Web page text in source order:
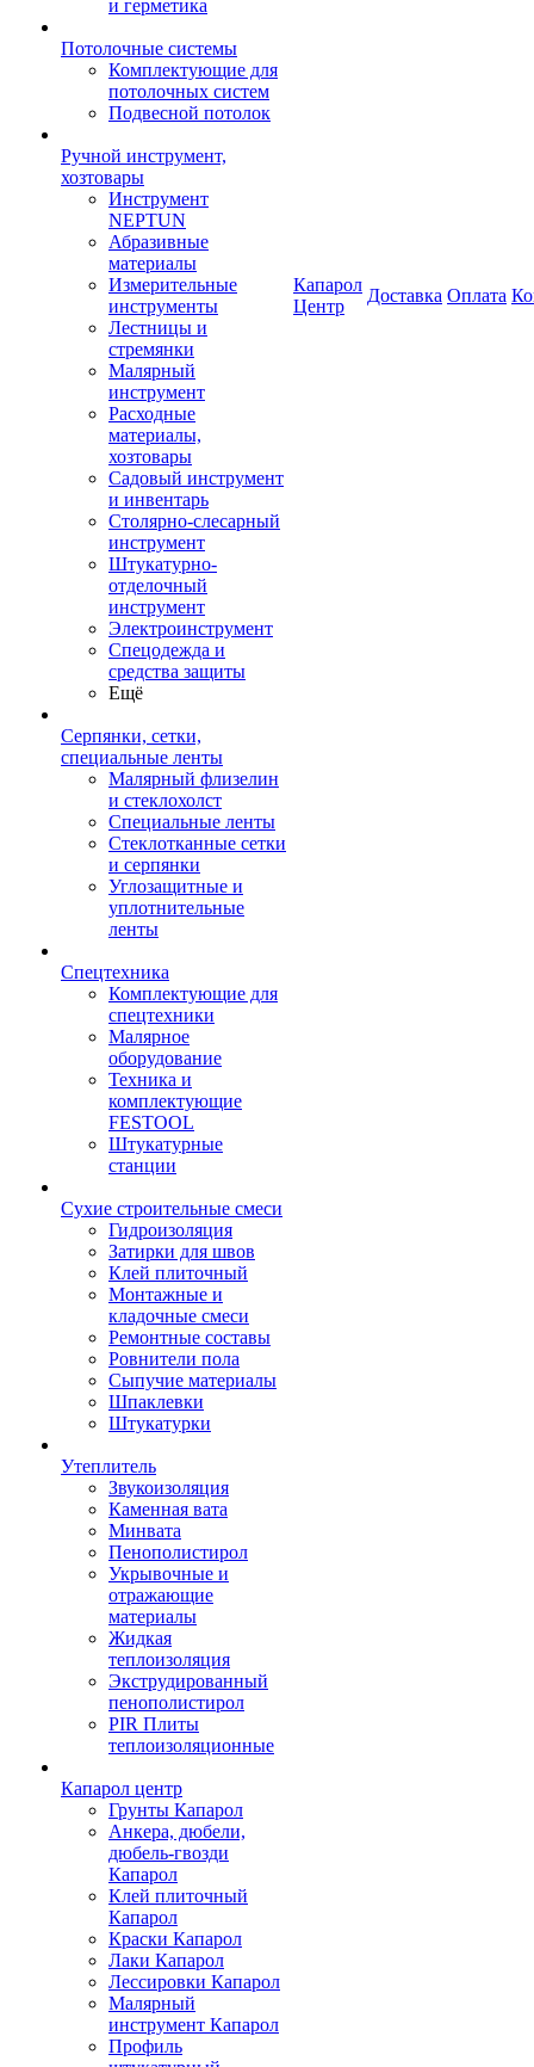
и герметика
Потолочные системы
Комплектующие для
потолочных систем
Подвесной потолок
Ручной инструмент,
хозтовары
Инструмент
NEPTUN
Абразивные
материалы
Измерительные
инструменты
Лестницы и
стремянки
Малярный
инструмент
Расходные
материалы,
хозтовары
Садовый инструмент
и инвентарь
Столярно-слесарный
инструмент
Штукатурно-
отделочный
инструмент
Электроинструмент
Спецодежда и
средства защиты
Ещё
Серпянки, сетки,
специальные ленты
Малярный флизелин
и стеклохолст
Специальные ленты
Стеклотканные сетки
и серпянки
Углозащитные и
уплотнительные
ленты
Спецтехника
Комплектующие для
спецтехники
Малярное
оборудование
Техника и
комплектующие
FESTOOL
Штукатурные
станции
Сухие строительные смеси
Гидроизоляция
Затирки для швов
Клей плиточный
Монтажные и
кладочные смеси
Ремонтные составы
Ровнители пола
Сыпучие материалы
Шпаклевки
Штукатурки
Утеплитель
Звукоизоляция
Каменная вата
Минвата
Пенополистирол
Укрывочные и
отражающие
материалы
Жидкая
теплоизоляция
Экструдированный
пенополистирол
PIR Плиты
теплоизоляционные
Капарол центр
Грунты Капарол
Анкера, дюбели,
дюбель-гвозди
Капарол
Клей плиточный
Капарол
Краски Капарол
Лаки Капарол
Лессировки Капарол
Малярный
инструмент Капарол
Профиль
Капарол
Центр
Доставка Оплата